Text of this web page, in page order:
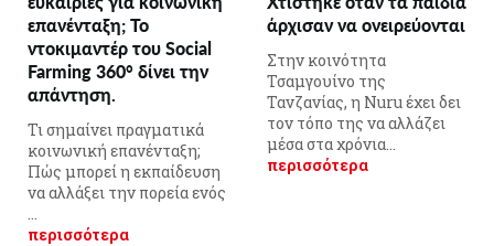
επανένταξη; Το
ντοκιμαντέρ του Social
Farming 360° δίνει την
απάντηση.
Τι σημαίνει πραγματικά
κοινωνική επανένταξη;
Πώς μπορεί η εκπαίδευση
να αλλάξει την πορεία ενός
...
περισσότερα
άρχισαν να ονειρεύονται
Στην κοινότητα
Τσαμγουίνο της
Τανζανίας, η Nuru έχει δει
τον τόπο της να αλλάζει
μέσα στα χρόνια...
περισσότερα